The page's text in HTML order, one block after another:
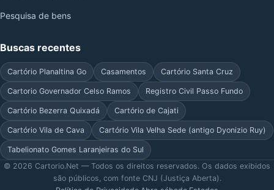
Pesquisa de bens
Buscas recentes
Cartório Planaltina Go Casamentos Cartório Santa Cruz
Cartorio Governador Celso Ramos Registro Civil Passo Fundo
Cartório Bezerra Quixadá Cartório de Cajati
Cartório Vila de Cava Cartório Vila Velha Sede (antigo Dyonizio Ruy)
Tabelionato Gomes Laranjeiras do Sul
© 2026 Cartorio.Net — Todos os direitos reservados. Os dados exibidos
são públicos, com fonte CNJ (Justiça Aberta).